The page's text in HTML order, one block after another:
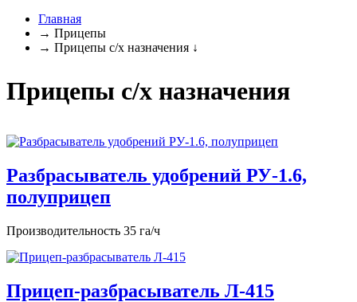
Главная
→ Прицепы
→ Прицепы с/х назначения ↓
Прицепы с/х назначения
Разбрасыватель удобрений РУ-1.6,
полуприцеп
Производительность 35 га/ч
Прицеп-разбрасыватель Л-415